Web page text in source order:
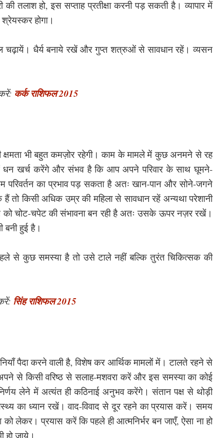
की तलाश हो, इस सप्ताह प्रतीक्षा करनी पड़ सकती है। व्यापार में
होगा।
चढ़ायें। धैर्य बनाये रखें और गुप्त शत्रुओं से सावधान रहें। व्यसन
कर्क राशिफल 2015
क्षमता भी बहुत कमज़ोर रहेगी। काम के मामले में कुछ अनमने से रह
खर्च करेंगे और संभव है कि आप अपने परिवार के साथ घूमने-
परिवर्तन का प्रभाव पड़ सकता है अतः खान-पान और सोने-जगने
तो किसी अधिक उम्र की महिला से सावधान रहें अन्यथा परेशानी
चोट-चपेट की संभावना बन रही है अतः उसके ऊपर नज़र रखें।
बनी हुई है।
से कुछ समस्या है तो उसे टाले नहीं बल्कि तुरंत चिकित्सक की
सिंह राशिफल 2015
पैदा करने वाली है, विशेष कर आर्थिक मामलों में। टालते रहने से
से किसी वरिष्ठ से सलाह-मशवरा करें और इस समस्या का कोई
लेने में अत्यंत ही कठिनाई अनुभव करेंगे। संतान पक्ष से थोड़ी
का ध्यान रखें। वाद-विवाद से दूर रहने का प्रयास करें। समय
लेकर। प्रयास करें कि पहले ही आत्मनिर्भर बन जाएँ, ऐसा ना हो
जाये।